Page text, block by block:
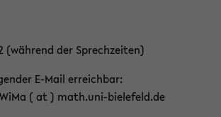
(wäh­rend der Sprech­zei­ten)
E-​Mail er­reich­bar:
( at ) math.uni-​bielefeld.de